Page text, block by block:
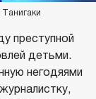
преступной
детьми.
негодяями